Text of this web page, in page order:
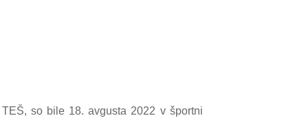
so bile 18. avgusta 2022 v športni